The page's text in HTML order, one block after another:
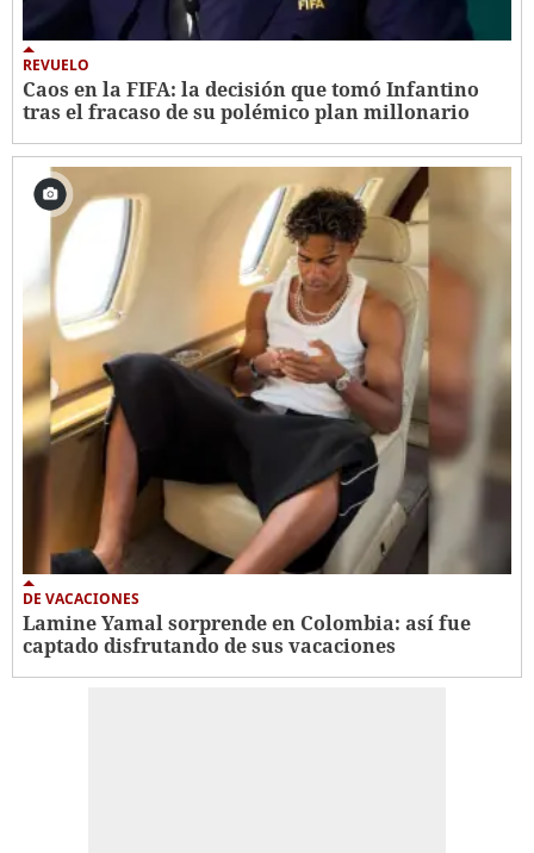
REVUELO
Caos en la FIFA: la decisión que tomó Infantino
tras el fracaso de su polémico plan millonario
DE VACACIONES
Lamine Yamal sorprende en Colombia: así fue
captado disfrutando de sus vacaciones